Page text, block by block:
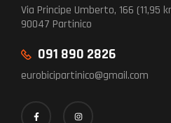
Via Principe Umberto, 166 (11,95
90047 Partinico
091 890 2826
eurobicipartinico@gmail.com